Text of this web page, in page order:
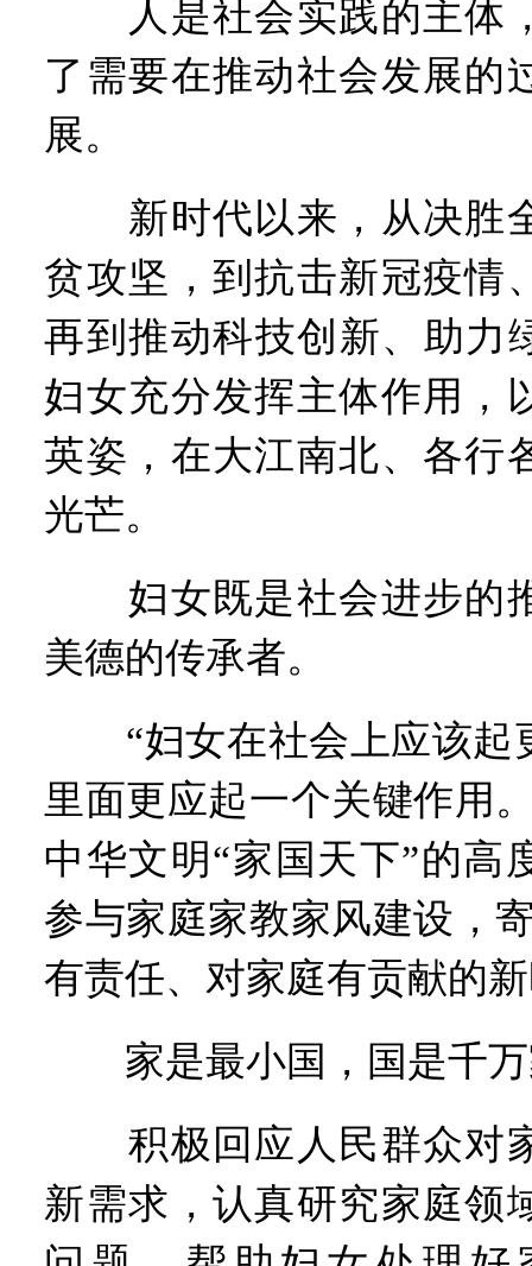
人是社会实践的主体
了需要在推动社会发展的
展。
新时代以来，从决胜
贫攻坚，到抗击新冠疫情
再到推动科技创新、助
妇女充分发挥主体作用，
英姿，在大江南北、各行
光芒。
妇女既是社会进步的
美德的传承者。
“妇女在社会上应该起
里面更应起一个关键作用
中华文明“家国天下”的高
参与家庭家教家风建设，
有责任、对家庭有贡献的
家是最小国，国是千万
积极回应人民群众对
新需求，认真研究家庭领